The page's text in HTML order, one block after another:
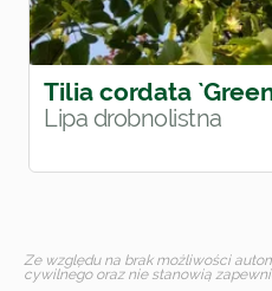
Tilia cordata
Lipa drobnolistna
Ze względu na brak możliwości
cywilnego oraz nie stanowią